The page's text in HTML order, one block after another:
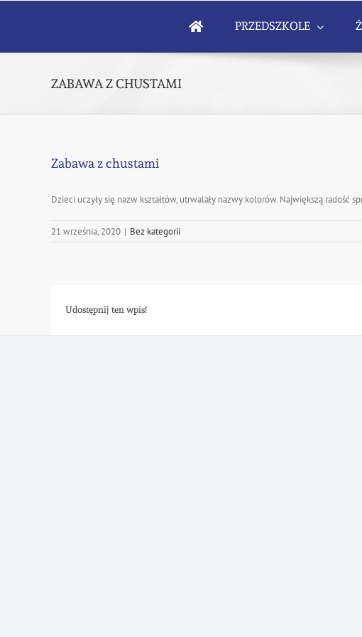
PRZEDSZKOLE
ZABAWA Z CHUSTAMI
Zabawa z chustami
Dzieci uczyły się nazw kształtów, utrwalały nazwy kolorów. Największą radość
21 września, 2020 | Bez kategorii
Udostępnij ten wpis!